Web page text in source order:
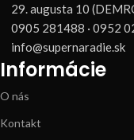
29. augusta 10
0905 281488 · 0952
info@supernaradie.sk
Informácie
O nás
Kontakt